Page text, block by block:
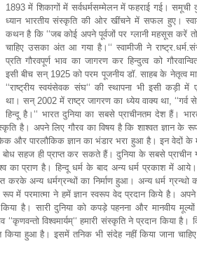
1893 में शिकागों में सर्वधर्मसम्मेलन में फहराई गई। समूची
ध्यान भारतीय संस्कृति की ओर खींचने में सफल हुए।
कथन है कि ‘‘जब कोई अपने पूर्वजों पर ग्लानी महसूस करें
चाहिए उसका अंत आ गया है।‘‘ स्वामीजी ने
प्रति गौरवपूर्ण भाव का जागरण कर हिन्दुत्व को
इसी बीच सन् 1925 को परम पूजनीय डॉ. साहब के नेतृत्व
‘‘राष्ट्रीय स्वयंसेवक संघ‘‘ की स्थापना भी इसी कड़ी
था। सन् 2002 में राष्ट्र जागरण का ध्येय वाक्य था, ‘‘गर्व
हिन्दू है।‘‘ भारत दुनिया का सबसे प्राचीनतम देश हैं।
है। अपने लिए गौरव का विषय है कि शाश्वत ज्ञान के
और पारलौकिक ज्ञान का भंडार भरा हुआ है। इन वेदों के
बोध सहज ही प्राप्त कर सकते हैं। दुनिया के सबसे प्राचीन
का प्राण है। हिन्दू धर्म के बाद अन्य धर्म प्रकाश में
करके अन्य धर्मग्रन्थों का निर्माण हुआ। अन्य धर्म ग्रन्थो
में परमात्मा ने हमें ज्ञान स्वरूप वेद प्रदान किये है। अपने
है। सारी दुनिया को कपड़े पहनना और मानवीय मूल्यों
विश्वमार्यम्‘‘ हमारी संस्कृति ने प्रदान किया है।
हुआ है। इसमें तनिक भी संदेह नहीं किया जाना